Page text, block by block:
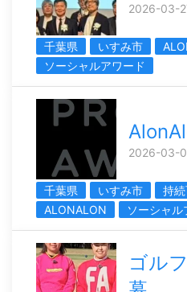
2026-03-
千葉県 いすみ市
ソーシャルアワード
2026-03-
千葉県 いすみ市
持
ALONALON
ソーシャル
ゴル